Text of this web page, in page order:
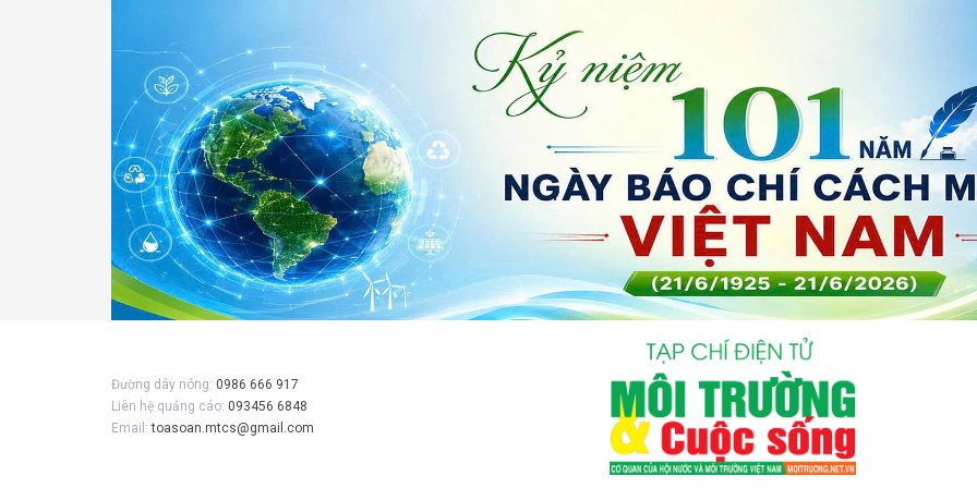
Đường dây nóng: 0986 666 917
Liên hệ quảng cáo: 093456 6848
Email:toasoan.mtcs@gmail.com
Gửi bình luận